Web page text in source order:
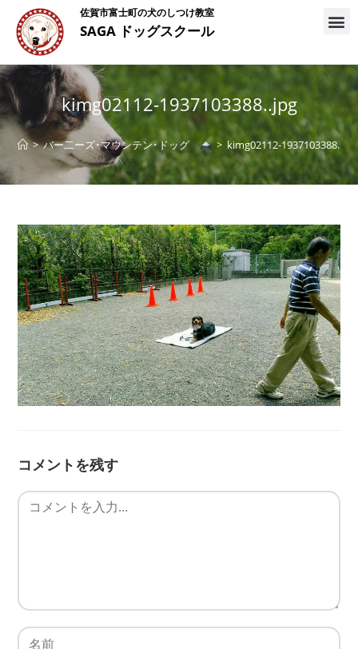
佐賀市富士町の犬のしつけ教室
SAGA ドッグスクール
kimg02112-1937103388..jpg
> バー二ーズ･マウンテン･ドッグ > kimg02112-1937103388..jpg
コメントを残す